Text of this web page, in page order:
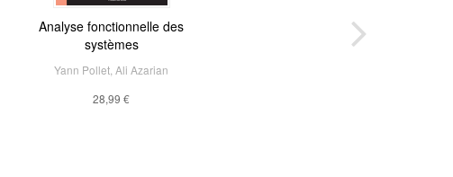
Analyse fonctionnelle des
systèmes
Yann Pollet Ali Azarian
28,99 €